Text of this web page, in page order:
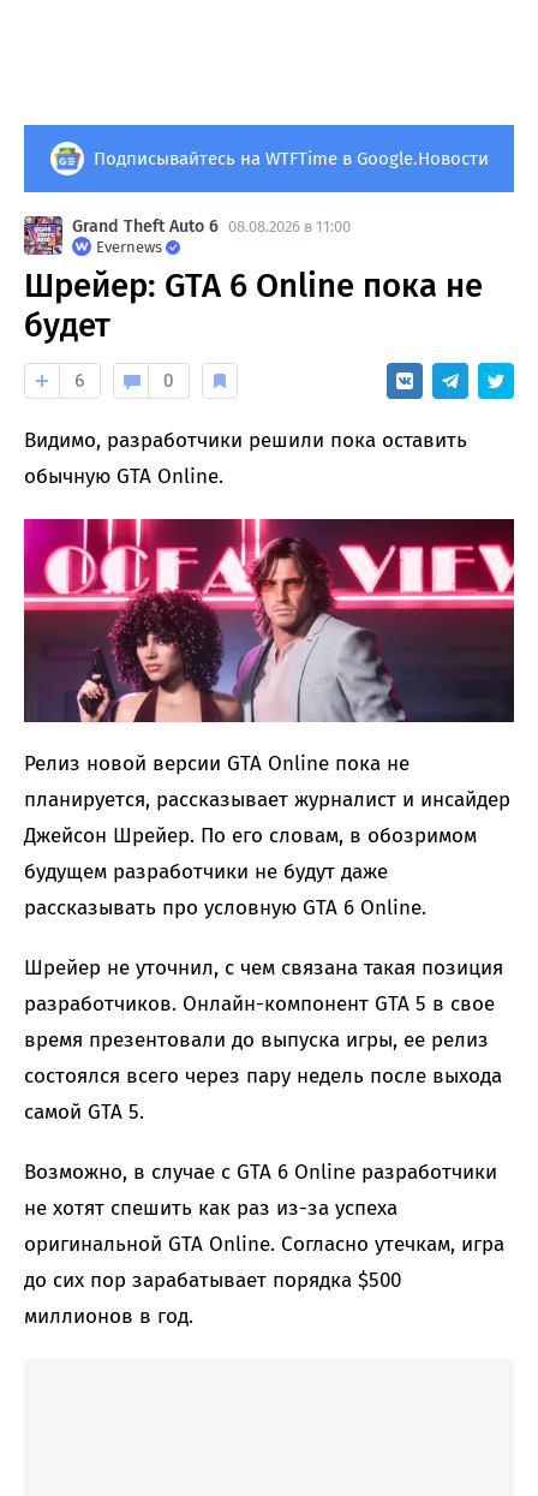
Подписывайтесь на WTFTime в Google.Новости
Grand Theft Auto 6 08.08.2026 в 11:00
Evernews
Шрейер: GTA 6 Online пока не
будет
6 0
Видимо, разработчики решили пока оставить
обычную GTA Online.
Релиз новой версии GTA Online пока не
планируется, рассказывает журналист и инсайдер
Джейсон Шрейер. По его словам, в обозримом
будущем разработчики не будут даже
рассказывать про условную GTA 6 Online.
Шрейер не уточнил, с чем связана такая позиция
разработчиков. Онлайн-компонент GTA 5 в свое
время презентовали до выпуска игры, ее релиз
состоялся всего через пару недель после выхода
самой GTA 5.
Возможно, в случае с GTA 6 Online разработчики
не хотят спешить как раз из-за успеха
оригинальной GTA Online. Согласно утечкам, игра
до сих пор зарабатывает порядка $500
миллионов в год.